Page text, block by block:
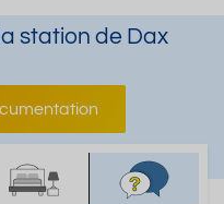
station de Dax